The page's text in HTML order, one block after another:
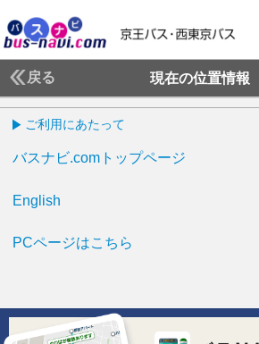
戻る 現在の位置情報
ご利用にあたって
バスナビ.comトップページ
English
PCページはこちら